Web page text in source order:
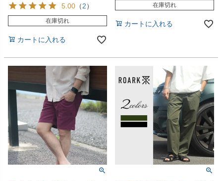
5.00 （2）
在庫切れ
カートに入れる
在庫切れ
カートに入れる